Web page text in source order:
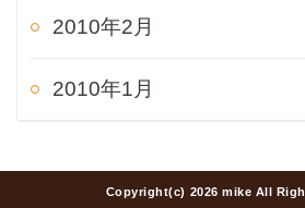
2010年2月
2010年1月
Copyright(c) 2026 mike All